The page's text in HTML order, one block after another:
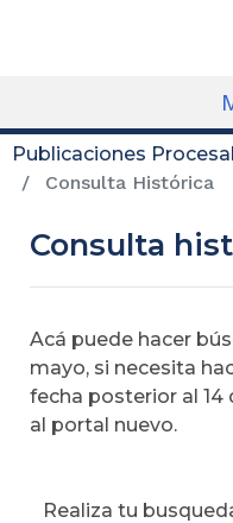
Publicaciones
Consulta Histórica
Consulta
Acá puede hacer
mayo, si necesita
fecha posterior al
al portal nuevo.
Realiza tu